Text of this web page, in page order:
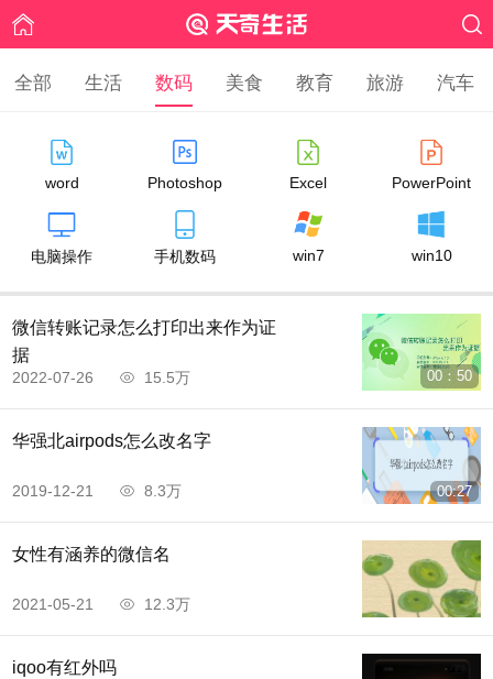
全部 生活 数码 美食 教育 旅游 汽车
word Photoshop Excel PowerPoint
电脑操作 手机数码 win7 win10
00：50
微信转账记录怎么打印出来作为证
据
2022-07-26 15.5万
00:27
华强北airpods怎么改名字
2019-12-21 8.3万
女性有涵养的微信名
2021-05-21 12.3万
iqoo有红外吗